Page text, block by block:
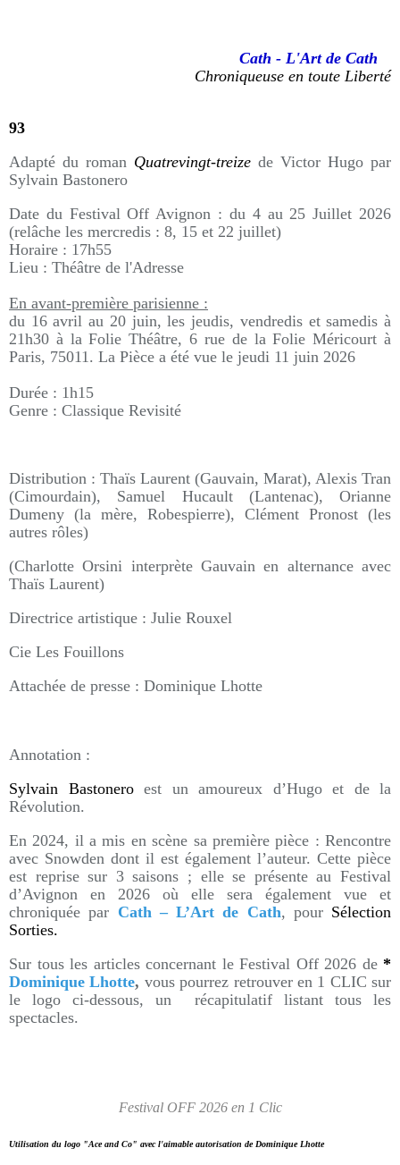
Cath - L'Art de Cath
Chroniqueuse en toute Liberté
93
Adapté du roman Quatrevingt-treize de Victor Hugo par
Sylvain Bastonero
Date du Festival Off Avignon : du 4 au 25 Juillet 2026
(relâche les mercredis : 8, 15 et 22 juillet)
Horaire : 17h55
Lieu : Théâtre de l'Adresse
En avant-première parisienne :
du 16 avril au 20 juin, les jeudis, vendredis et samedis à
21h30 à la Folie Théâtre, 6 rue de la Folie Méricourt à
Paris, 75011. La Pièce a été vue le jeudi 11 juin 2026
Durée : 1h15
Genre : Classique Revisité
Distribution : Thaïs Laurent (Gauvain, Marat), Alexis Tran
(Cimourdain), Samuel Hucault (Lantenac), Orianne
Dumeny (la mère, Robespierre), Clément Pronost (les
autres rôles)
(Charlotte Orsini interprète Gauvain en alternance avec
Thaïs Laurent)
Directrice artistique : Julie Rouxel
Cie Les Fouillons
Attachée de presse : Dominique Lhotte
Annotation :
Sylvain Bastoneroest un amoureux d’Hugo et de la
Révolution.
En 2024, il a mis en scène sa première pièce : Rencontre
avec Snowden dont il est également l’auteur. Cette pièce
est reprise sur 3 saisons ; elle se présente au Festival
d’Avignon en 2026 où elle sera également vue et
chroniquée par Cath – L’Art de Cath, pour Sélection
Sorties.
Sur tous les articles concernant le Festival Off 2026 de *
Dominique Lhotte, vous pourrez retrouver en 1 CLIC sur
le logo ci-dessous, un récapitulatif listant tous les
spectacles.
Festival OFF 2026 en 1 Clic
Utilisation du logo "Ace and Co" avec l'aimable autorisation de Dominique Lhotte